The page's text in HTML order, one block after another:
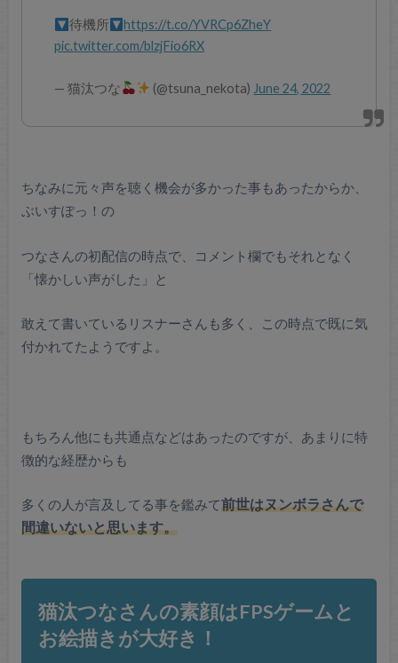
待機所
https://t.co/YVRCp6ZheY
pic.twitter.com/blzjFio6RX
— 猫汰つな (@tsuna_nekota) June 24, 2022
ちなみに元々声を聴く機会が多かった事もあったからか、
ぶいすぽっ！の
つなさんの初配信の時点で、コメント欄でもそれとなく
「懐かしい声がした」と
敢えて書いているリスナーさんも多く、この時点で既に気
付かれてたようですよ。
もちろん他にも共通点などはあったのですが、あまりに特
徴的な経歴からも
多くの人が言及してる事を鑑みて前世はヌンボラさんで
間違いないと思います。
猫汰つなさんの素顔はFPSゲームと
お絵描きが大好き！